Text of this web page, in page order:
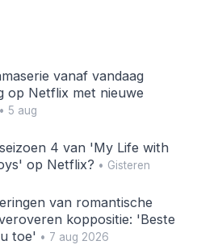
vanaf vandaag
op Netflix met nieuwe
5 aug
4 van 'My Life with
op Netflix? • Gisteren
van romantische
koppositie: 'Beste
toe' • 7 aug 2026